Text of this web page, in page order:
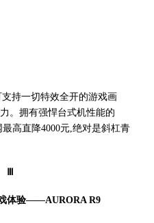
持一切特效全开的游戏画
。拥有强悍台式机性能的
高直降4000元,绝对是斜杠青
体验——AURORA R9